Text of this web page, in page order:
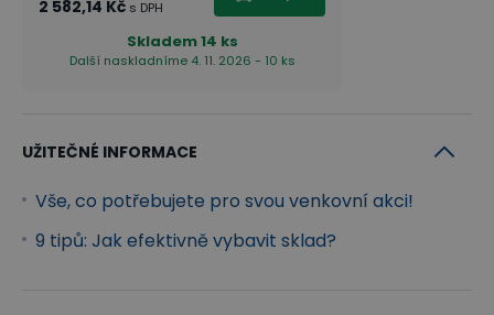
2 582,14 Kč s DPH
Skladem14 ks
Další naskladníme 4. 11. 2026 - 10 ks
UŽITEČNÉ INFORMACE
Vše, co potřebujete pro svou venkovní akci!
9 tipů: Jak efektivně vybavit sklad?